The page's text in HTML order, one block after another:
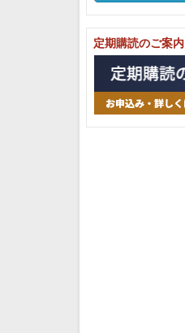
定期購読のご案内